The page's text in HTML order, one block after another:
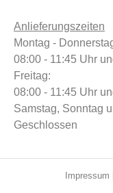
Anlieferungszeiten
Montag -
08:00 - 11:45 Uhr
Freitag:
08:00 - 11:45 Uhr
Samstag, Sonntag
Geschlossen
Impressum